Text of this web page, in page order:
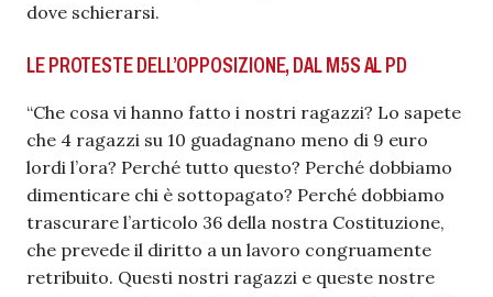
dove schierarsi.
LE PROTESTE DELL’OPPOSIZIONE, DAL M5S AL PD
“Che cosa vi hanno fatto i nostri ragazzi? Lo sapete
che 4 ragazzi su 10 guadagnano meno di 9 euro
lordi l’ora? Perché tutto questo? Perché dobbiamo
dimenticare chi è sottopagato? Perché dobbiamo
trascurare l’articolo 36 della nostra Costituzione,
che prevede il diritto a un lavoro congruamente
retribuito. Questi nostri ragazzi e queste nostre